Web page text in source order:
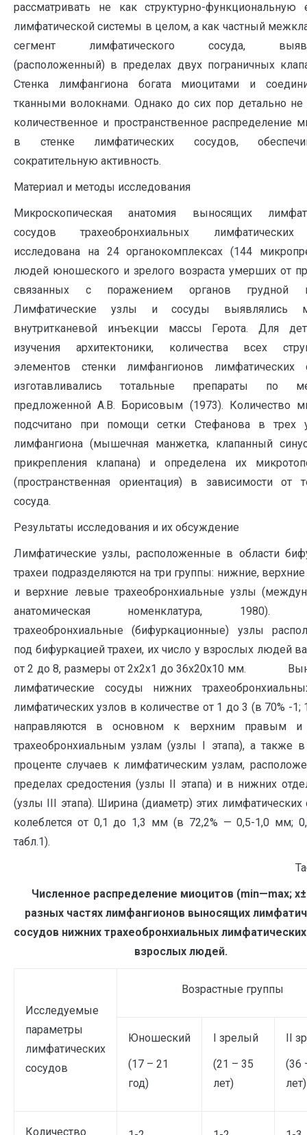
рассматривать не как структурно-функциональную
лимфатической системы в целом, а как частный
сегмент лимфатического сосуда,
(расположенный) в пределах двух пограничных
Стенка лимфангиона богата миоцитами и
тканными волокнами. Однако до сих пор детально не
количественное и пространственное распределение
в стенке лимфатических сосудов,
сократительную активность.
Материал и методы исследования
Микроскопическая анатомия выносящих
сосудов трахеобронхиальных
исследована на 24 органокомплексах (144
людей юношеского и зрелого возраста умерших от
связанных с поражением органов грудной
Лимфатические узлы и сосуды выявлялись
внутритканевой инъекции массы Герота. Для
изучения архитектоники, количества всех
элементов стенки лимфангионов лимфатических
изготавливались тотальные препараты по
предложенной А.В. Борисовым (1973). Количество
подсчитано при помощи сетки Стефанова в трех
лимфангиона (мышечная манжетка, клапанный
прикрепления клапана) и определена их
(пространственная ориентация) в зависимости от
сосуда.
Результаты исследования и их обсуждение
Лимфатические узлы, расположенные в области
трахеи подразделяются на три группы: нижние,
и верхние левые трахеобронхиальные узлы
анатомическая номенклатура, 1980).
трахеобронхиальные (бифуркационные) узлы
под бифуркацией трахеи, их число у взрослых людей
от 2 до 8, размеры от 2х2х1 до 36х20х10 мм.
лимфатические сосуды нижних
лимфатических узлов в количестве от 1 до 3 (в 70% -1;
направляются в основном к верхним правым
трахеобронхиальным узлам (узлы I этапа), а также
проценте случаев к лимфатическим узлам,
пределах средостения (узлы II этапа) и в нижних
(узлы III этапа). Ширина (диаметр) этих лимфатических
колеблется от 0,1 до 1,3 мм (в 72,2% — 0,5-1,0 мм;
табл.1).
Численное распределение миоцитов (min—max; x±
разных частях лимфангионов выносящих
сосудов нижних трахеобронхиальных лимфатических
взрослых людей.
Исследуемые
параметры
лимфатических
сосудов
Возрастные группы
Юношеский
(17 – 21
год)
I зрелый
(21 – 35
лет)
II
(36
лет)
Количество